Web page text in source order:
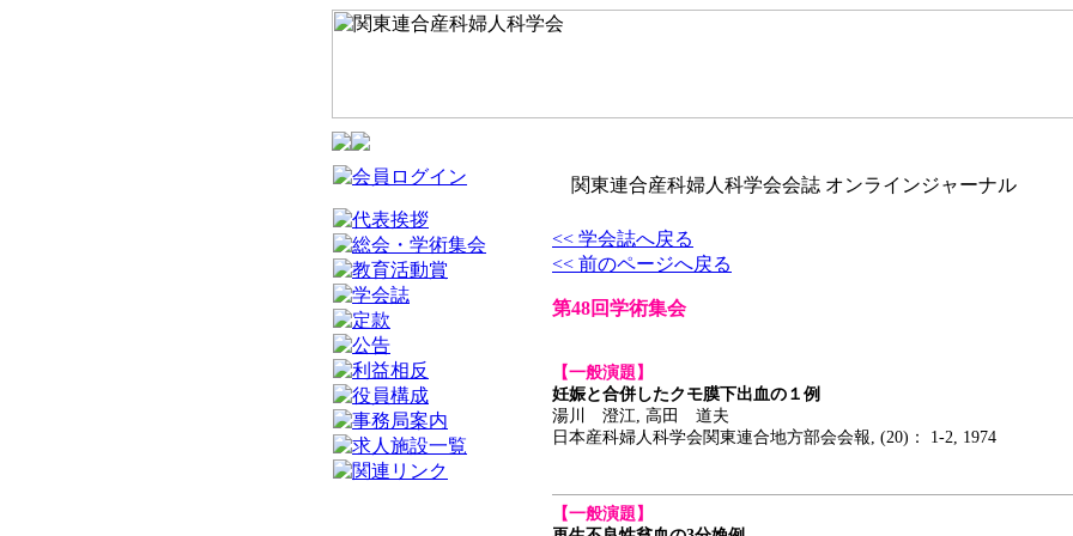
関東連合産科婦人科学会会誌 オンラインジャーナル
<< 学会誌へ戻る
<< 前のページへ戻る
第48回学術集会
【一般演題】
妊娠と合併したクモ膜下出血の１例
湯川 澄江, 高田 道夫
日本産科婦人科学会関東連合地方部会会報, (20)： 1-2, 1974
【一般演題】